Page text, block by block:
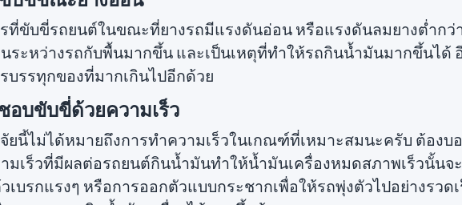
ที่ขับขี่รถยนต์ในขณะที่ยางรถมีแรงดันอ่อน หรือแรงดันลมยางต่ำกว่
ระหว่างรถกับพื้นมากขึ้น และเป็นเหตุที่ทำให้รถกินน้ำมันมากขึ้นได้
บรรทุกของที่มากเกินไปอีกด้วย
อบขับขี่ด้วยความเร็ว
ยนี้ไม่ได้หมายถึงการทำความเร็วในเกณฑ์ที่เหมาะสมนะครับ ต้อง
มเร็วที่มีผลต่อรถยนต์กินน้ำมันทำให้น้ำมันเครื่องหมดสภาพเร็วนั้นจ
เบรกแรงๆ หรือการออกตัวแบบกระชากเพื่อให้รถพุ่งตัวไปอย่างรวด